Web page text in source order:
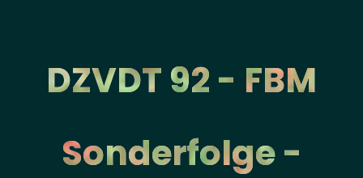
DZVDT 92 - FBM
Sonderfolge -